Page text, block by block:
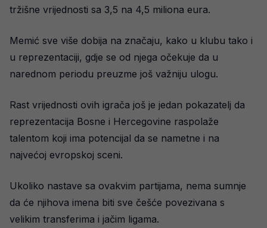
tržišne vrijednosti sa 3,5 na 4,5 miliona eura.
Memić sve više dobija na značaju, kako u klubu tako i
u reprezentaciji, gdje se od njega očekuje da u
narednom periodu preuzme još važniju ulogu.
Rast vrijednosti ovih igrača još je jedan pokazatelj da
reprezentacija Bosne i Hercegovine raspolaže
talentom koji ima potencijal da se nametne i na
najvećoj evropskoj sceni.
Ukoliko nastave sa ovakvim partijama, nema sumnje
da će njihova imena biti sve češće povezivana s
velikim transferima i jačim ligama.